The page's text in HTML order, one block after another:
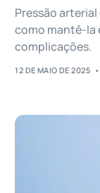
Pressão
como mantê-la
complicações.
12 DE MAIO DE 2025